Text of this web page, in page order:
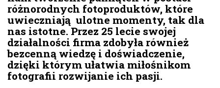
różnorodnych fotoproduktów, które
uwieczniają ulotne momenty, tak dla
nas istotne. Przez 25 lecie swojej
działalności firma zdobyła również
bezcenną wiedzę i doświadczenie,
dzięki którym ułatwia miłośnikom
fotografii rozwijanie ich pasji.